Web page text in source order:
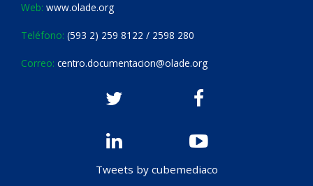
Web: www.olade.org
Teléfono: (593 2) 259 8122 / 2598 280
Correo: centro.documentacion@olade.org
Tweets by cubemediaco